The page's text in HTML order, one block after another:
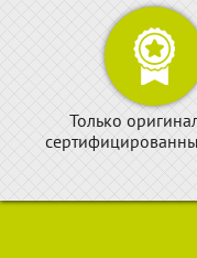
Только